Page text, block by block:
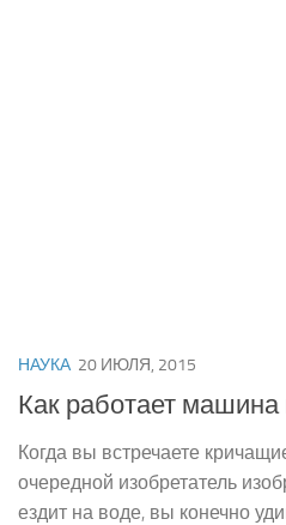
НАУКА 20 ИЮЛЯ, 2015
Как работает машина
Когда вы встречаете
очередной изобретатель
ездит на воде, вы конечно